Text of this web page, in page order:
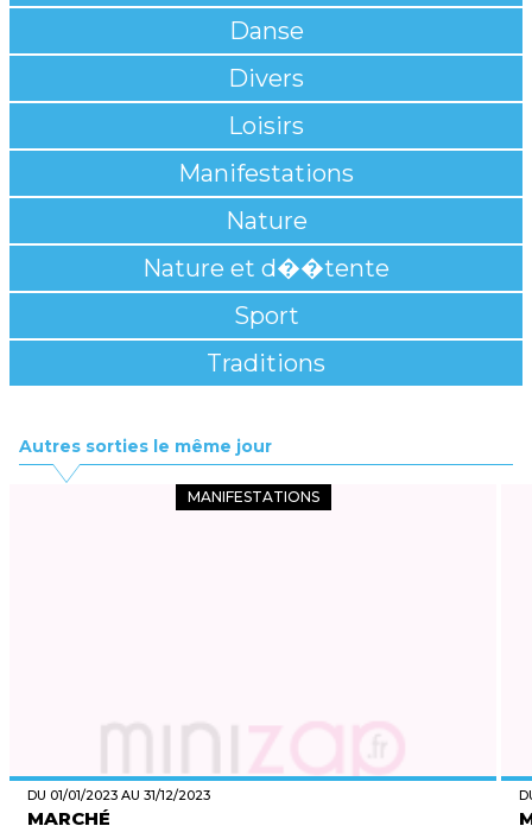
Danse
Divers
Loisirs
Manifestations
Nature
Nature et d��tente
Sport
Traditions
Autres sorties le même jour
MANIFESTATIONS
DU 01/01/2023 AU 31/12/2023
MARCHÉ